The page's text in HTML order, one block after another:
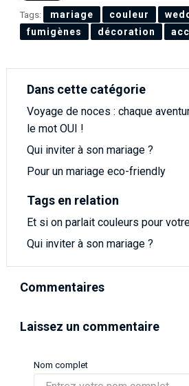
Tags: mariage couleur
fumigènes
décoration
Dans cette catégorie
Voyage de noces : chaque
le mot OUI !
Qui inviter à son mariage ?
Pour un mariage eco-friendly
Tags en relation
Et si on parlait couleurs pour
Qui inviter à son mariage ?
Commentaires
Laissez un commentaire
Nom complet